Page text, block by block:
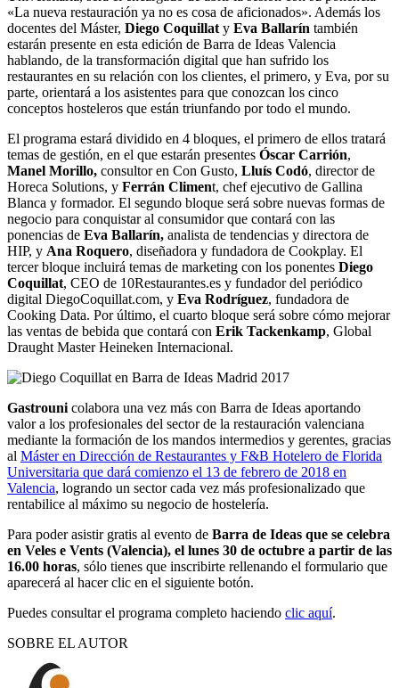
«La nueva restauración ya no es cosa de aficionados». Además los
docentes del Máster, Diego Coquillat y Eva Ballarín también
estarán presente en esta edición de Barra de Ideas Valencia
hablando, de la transformación digital que han sufrido los
restaurantes en su relación con los clientes, el primero, y Eva, por su
parte, orientará a los asistentes para que conozcan los cinco
conceptos hosteleros que están triunfando por todo el mundo.
El programa estará dividido en 4 bloques, el primero de ellos tratará
temas de gestión, en el que estarán presentes Óscar Carrión,
Manel Morillo, consultor en Con Gusto, Lluís Codó, director de
Horeca Solutions, y Ferrán Climent, chef ejecutivo de Gallina
Blanca y formador. El segundo bloque será sobre nuevas formas de
negocio para conquistar al consumidor que contará con las
ponencias de Eva Ballarín, analista de tendencias y directora de
HIP, y Ana Roquero, diseñadora y fundadora de Cookplay. El
tercer bloque incluirá temas de marketing con los ponentes Diego
Coquillat, CEO de 10Restaurantes.es y fundador del periódico
digital DiegoCoquillat.com, y Eva Rodríguez, fundadora de
Cooking Data. Por último, el cuarto bloque será sobre cómo mejorar
las ventas de bebida que contará con Erik Tackenkamp, Global
Draught Master Heineken Internacional.
Gastrouni colabora una vez más con Barra de Ideas aportando
valor a los profesionales del sector de la restauración valenciana
mediante la formación de los mandos intermedios y gerentes, gracias
al Máster en Dirección de Restaurantes y F&B Hotelero de Florida
Universitaria que dará comienzo el 13 de febrero de 2018 en
Valencia, logrando un sector cada vez más profesionalizado que
rentabilice al máximo su negocio de hostelería.
Para poder asistir gratis al evento de Barra de Ideas que se celebra
en Veles e Vents (Valencia), el lunes 30 de octubre a partir de las
16.00 horas, sólo tienes que inscribirte rellenando el formulario que
aparecerá al hacer clic en el siguiente botón.
Puedes consultar el programa completo haciendo clic aquí.
SOBRE EL AUTOR